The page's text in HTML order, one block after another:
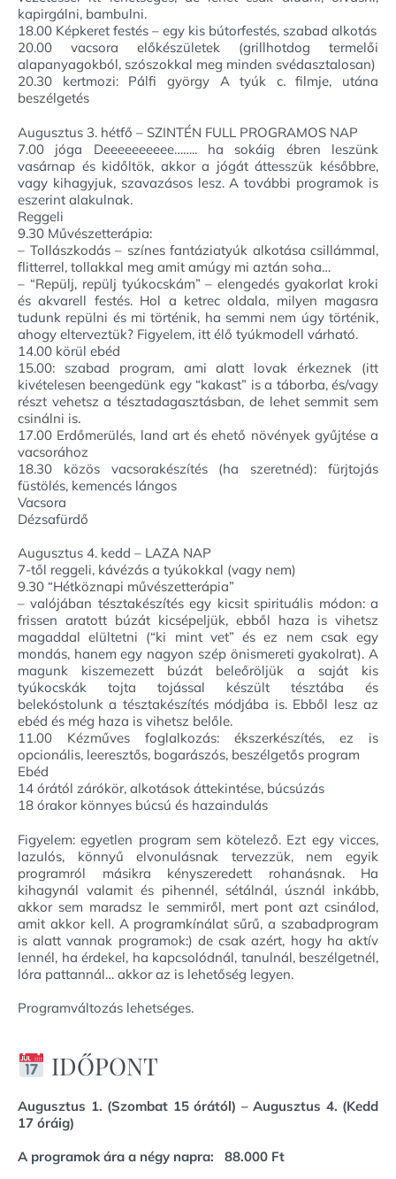
kapirgálni, bambulni.
18.00 Képkeret festés – egy kis bútorfestés, szabad alkotás
20.00 vacsora előkészületek (grillhotdog termelői
alapanyagokból, szószokkal meg minden svédasztalosan)
20.30 kertmozi: Pálfi györgy A tyúk c. filmje, utána
beszélgetés
Augusztus 3. hétfő – SZINTÉN FULL PROGRAMOS NAP
7.00 jóga Deeeeeeeeee…….. ha sokáig ébren leszünk
vasárnap és kidőltök, akkor a jógát áttesszük későbbre,
vagy kihagyjuk, szavazásos lesz. A további programok is
eszerint alakulnak.
Reggeli
9.30 Művészetterápia:
– Tollászkodás – színes fantáziatyúk alkotása csillámmal,
flitterrel, tollakkal meg amit amúgy mi aztán soha…
– “Repülj, repülj tyúkocskám” – elengedés gyakorlat kroki
és akvarell festés. Hol a ketrec oldala, milyen magasra
tudunk repülni és mi történik, ha semmi nem úgy történik,
ahogy elterveztük? Figyelem, itt élő tyúkmodell várható.
14.00 körül ebéd
15.00: szabad program, ami alatt lovak érkeznek (itt
kivételesen beengedünk egy “kakast” is a táborba, és/vagy
részt vehetsz a tésztadagasztásban, de lehet semmit sem
csinálni is.
17.00 Erdőmerülés, land art és ehető növények gyűjtése a
vacsorához
18.30 közös vacsorakészítés (ha szeretnéd): fürjtojás
füstölés, kemencés lángos
Vacsora
Dézsafürdő
Augusztus 4. kedd – LAZA NAP
7-től reggeli, kávézás a tyúkokkal (vagy nem)
9.30 “Hétköznapi művészetterápia”
– valójában tésztakészítés egy kicsit spirituális módon: a
frissen aratott búzát kicsépeljük, ebből haza is vihetsz
magaddal elültetni (“ki mint vet” és ez nem csak egy
mondás, hanem egy nagyon szép önismereti gyakolrat). A
magunk kiszemezett búzát beleőröljük a saját kis
tyúkocskák tojta tojással készült tésztába és
belekóstolunk a tésztakészítés módjába is. Ebből lesz az
ebéd és még haza is vihetsz belőle.
11.00 Kézműves foglalkozás: ékszerkészítés, ez is
opcionális, leeresztős, bogarászós, beszélgetős program
Ebéd
14 órától zárókör, alkotások áttekintése, búcsúzás
18 órakor könnyes búcsú és hazaindulás
Figyelem: egyetlen program sem kötelező. Ezt egy vicces,
lazulós, könnyű elvonulásnak tervezzük, nem egyik
programról másikra kényszeredett rohanásnak. Ha
kihagynál valamit és pihennél, sétálnál, úsznál inkább,
akkor sem maradsz le semmiről, mert pont azt csinálod,
amit akkor kell. A programkínálat sűrű, a szabadprogram
is alatt vannak programok:) de csak azért, hogy ha aktív
lennél, ha érdekel, ha kapcsolódnál, tanulnál, beszélgetnél,
lóra pattannál… akkor az is lehetőség legyen.
Programváltozás lehetséges.
IDŐPONT
Augusztus 1. (Szombat 15 órától) – Augusztus 4. (Kedd
17 óráig)
A programok ára a négy napra: 88.000 Ft